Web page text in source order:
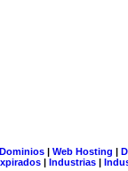
| Web Hosting |
| Industrias |